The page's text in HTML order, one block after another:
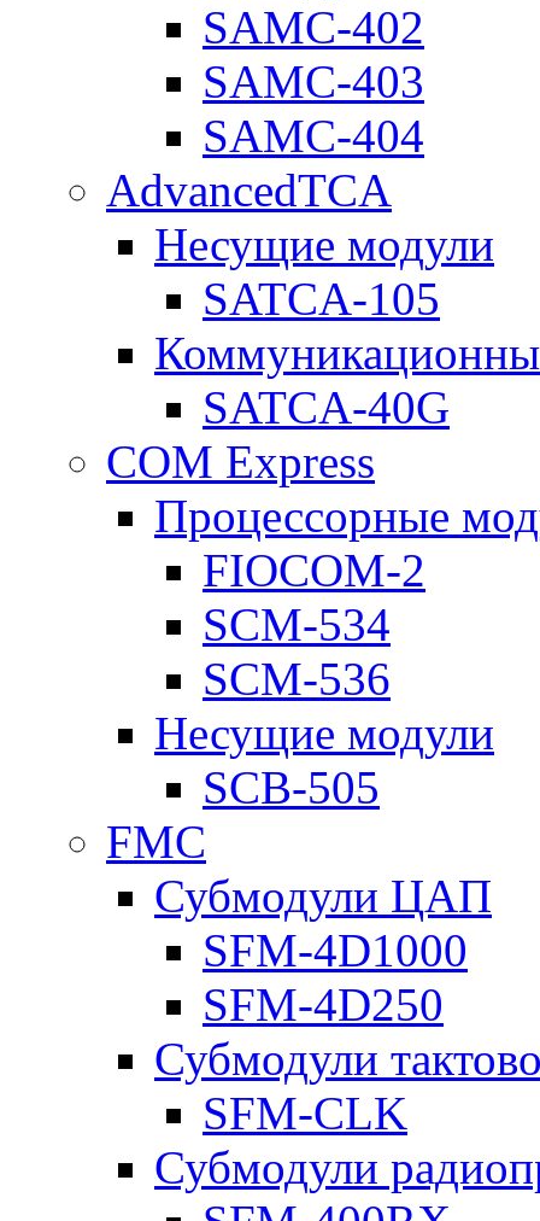
SAMC-402
SAMC-403
SAMC-404
AdvancedTCA
Несущие модули
SATCA-105
SATCA-40G
COM Express
Процессорные
FIOCOM-2
SCM-534
SCM-536
Несущие модули
SCB-505
FMC
Субмодули ЦАП
SFM-4D1000
SFM-4D250
Субмодули
SFM-CLK
Субмодули